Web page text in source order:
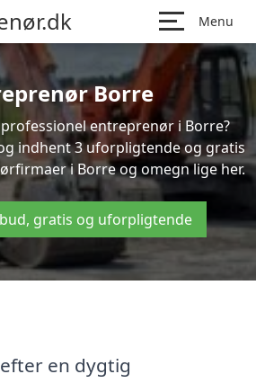
Menu
Borre
entreprenør i Borre?
indhent 3 uforpligtende og gratis
i Borre og omegn lige her.
gratis og uforpligtende
en dygtig